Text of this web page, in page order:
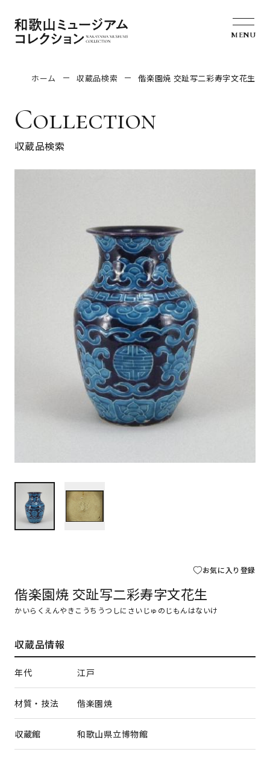
MENU
ホーム 収蔵品検索 偕楽園焼 交趾写二彩寿字文花生
Collection
収蔵品検索
お気に入り登録
偕楽園焼 交趾写二彩寿字文花生
かいらくえんやきこうちうつしにさいじゅのじもんはないけ
収蔵品情報
年代 江戸
材質・技法 偕楽園焼
収蔵館 和歌山県立博物館